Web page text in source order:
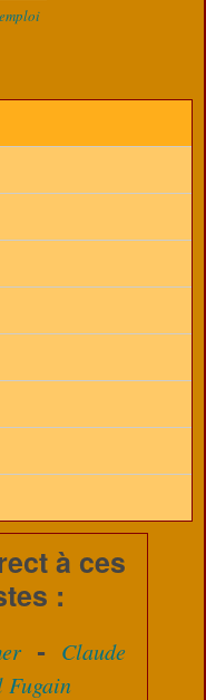
à ces
:
- Claude
Fugain